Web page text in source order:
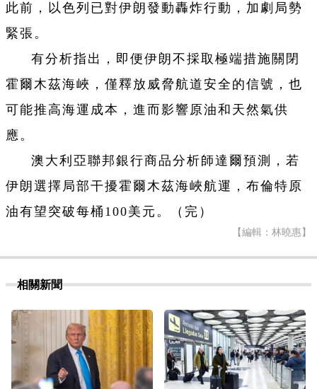
此前，以色列已對伊朗發動轟炸行動，加劇局勢
緊張。
有分析指出，即便伊朗不採取極端措施關閉
霍爾木茲海峽，僅釋放威脅航道安全的信號，也
可能推高海運成本，進而影響原油和天然氣供
應。
澳大利亞聯邦銀行商品分析師達爾預測，若
伊朗選擇局部干擾霍爾木茲海峽航運，布倫特原
油有望突破每桶100美元。（完）
【編輯：林曉惠】
相關新聞